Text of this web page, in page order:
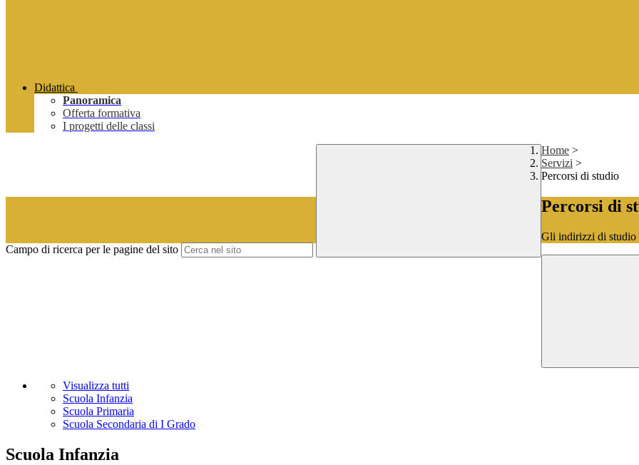
Didattica
Panoramica
Offerta formativa
I progetti delle classi
Campo di ricerca per le pagine del sito
Home >
Servizi >
Percorsi di studio
Percorsi di
Gli indirizzi di studio
Visualizza tutti
Scuola Infanzia
Scuola Primaria
Scuola Secondaria di I Grado
Scuola Infanzia